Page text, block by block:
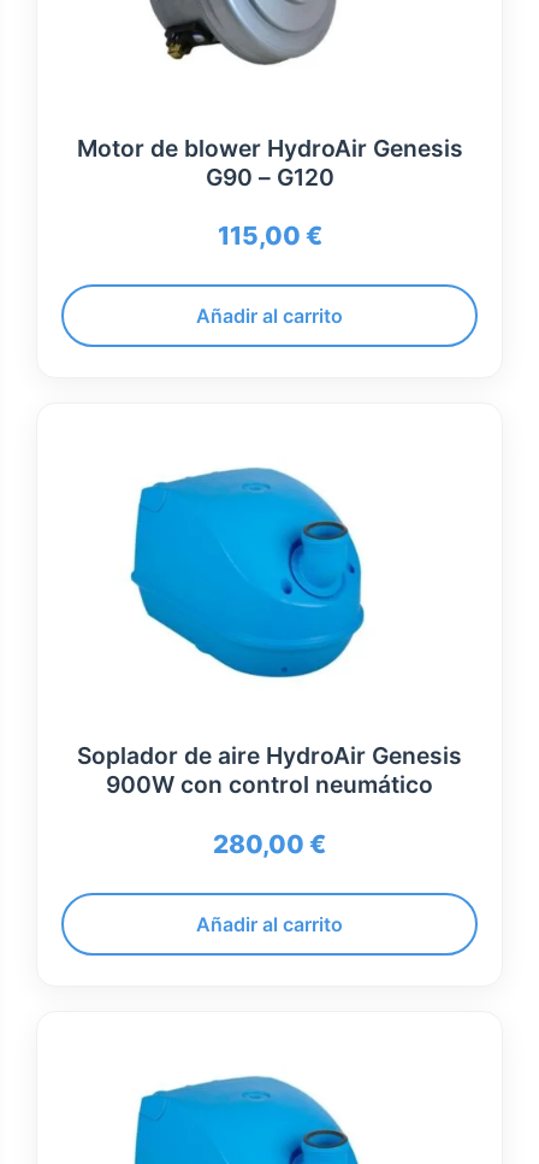
Motor de blower HydroAir Genesis
G90 – G120
115,00 €
Añadir al carrito
Soplador de aire HydroAir Genesis
900W con control neumático
280,00 €
Añadir al carrito